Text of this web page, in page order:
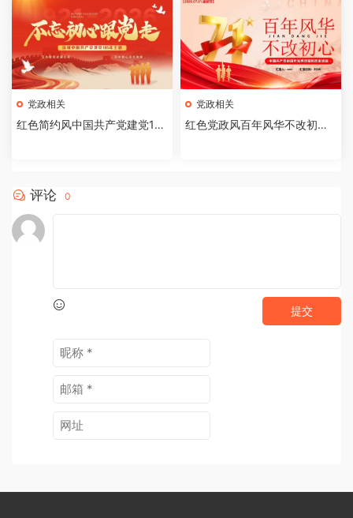
党政相关
红色简约风中国共产党建党10
党政相关
红色党政风百年风华不改初心P
评论 0
提交